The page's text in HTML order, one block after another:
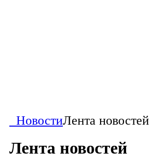
НовостиЛента новостей
Лента новостей